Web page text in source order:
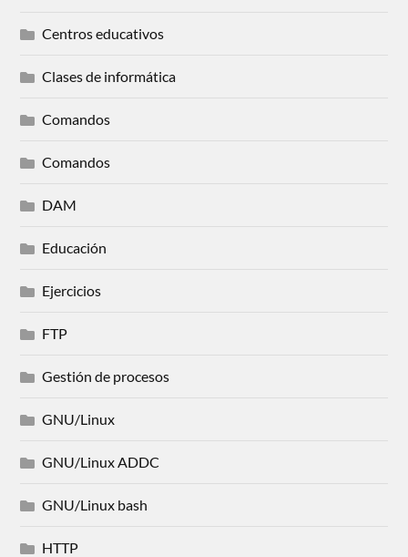
Centros educativos
Clases de informática
Comandos
Comandos
DAM
Educación
Ejercicios
FTP
Gestión de procesos
GNU/Linux
GNU/Linux ADDC
GNU/Linux bash
HTTP